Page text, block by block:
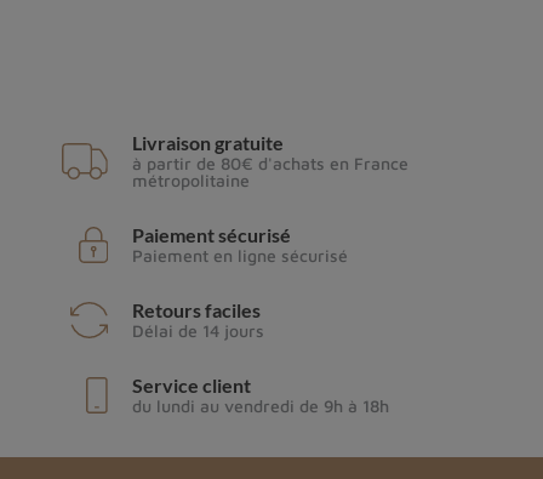
Livraison gratuite
à partir de 80€ d'achats en France
métropolitaine
Paiement sécurisé
Paiement en ligne sécurisé
Retours faciles
Délai de 14 jours
Service client
du lundi au vendredi de 9h à 18h